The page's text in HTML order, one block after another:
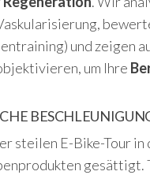
und zeigen
um Ihre
steilen E-Bike-Tour in
gesättigt.